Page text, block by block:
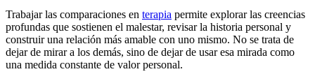
Trabajar las comparaciones en terapia permite explorar las creencias
profundas que sostienen el malestar, revisar la historia personal y
construir una relación más amable con uno mismo. No se trata de
dejar de mirar a los demás, sino de dejar de usar esa mirada como
una medida constante de valor personal.